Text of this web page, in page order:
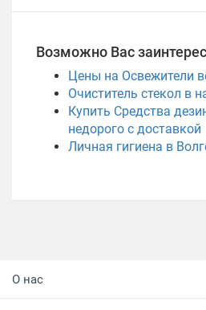
Возможно Вас
Цены на Освежители
Очиститель стекол в
Купить Средства
недорого с доставкой
Личная гигиена в
О нас